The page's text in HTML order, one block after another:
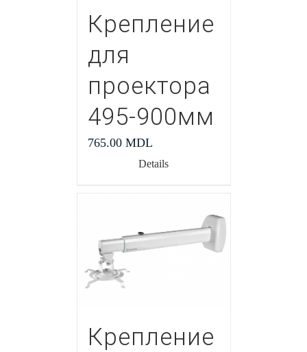
Крепление
для
проектора
495-900мм
765.00 MDL
Details
Крепление